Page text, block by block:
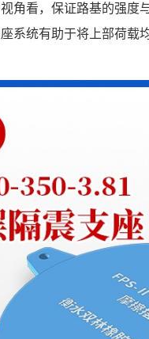
角看，保证路基的强度
系统有助于将上部荷载